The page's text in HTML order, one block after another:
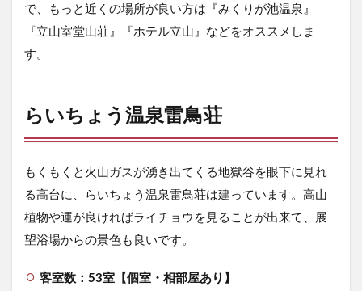
の
金
額
3.2
相部
屋
4
今
回
の
撮
影
材
で、もっと近くの場所が良い方は『みくりが池温泉』
『立山室堂山荘』『ホテル立山』などをオススメしま
す。
らいちょう温泉雷鳥荘
もくもくと火山ガスが湧き出てくる地獄谷を眼下に見れ
る高台に、らいちょう温泉雷鳥荘は建っています。高山
植物や運が良ければライチョウを見ることが出来て、展
望浴場からの景色も良いです。
客室数：53室【個室・相部屋あり】